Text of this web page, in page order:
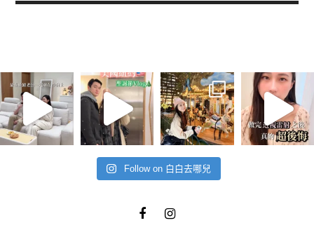
Follow on 白白去哪兒